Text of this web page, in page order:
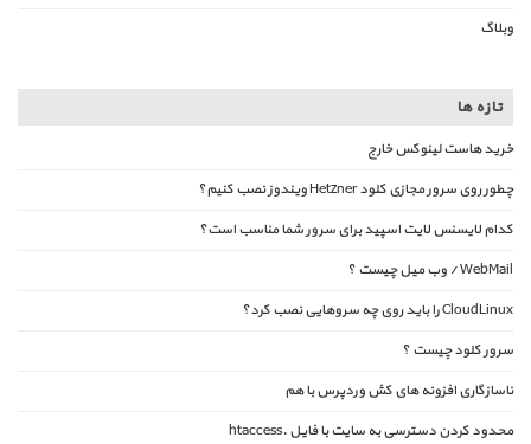
وبلاگ
تازه ها
خرید هاست لینوکس خارج
چطور روی سرور مجازی کلود Hetzner ویندوز نصب کنیم؟
کدام لایسنس لایت اسپید برای سرور شما مناسب است؟
WebMail / وب میل چیست ؟
CloudLinux را باید روی چه سروهایی نصب کرد؟
سرور کلود چیست ؟
ناسازگاری افزونه های کش وردپرس با هم
محدود کردن دسترسی به سایت با فایل .htaccess